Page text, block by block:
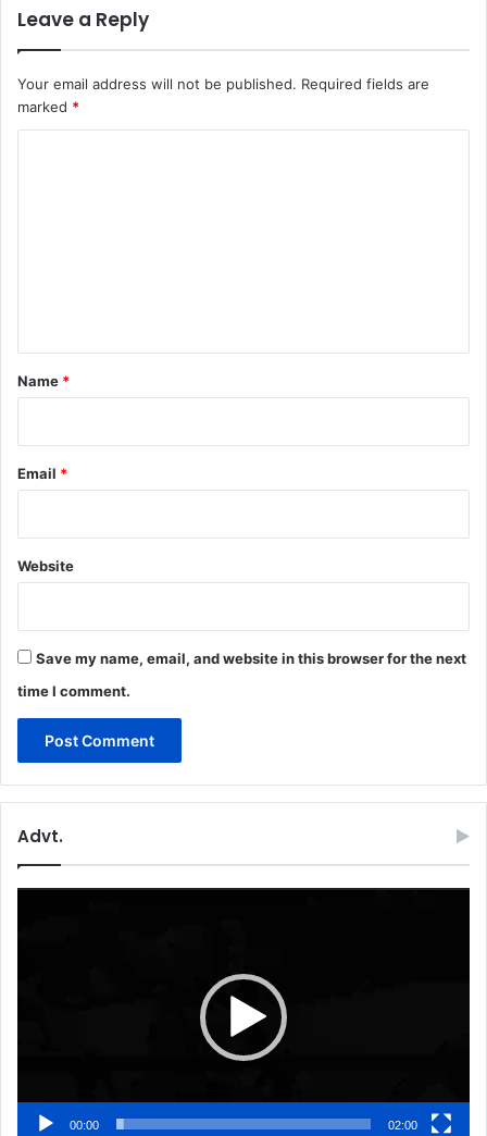
Leave a Reply
Your email address will not be published. Required fields are
marked *
*
Name *
Email *
Website
Save my name, email, and website in this browser for the next
time I comment.
Advt.
00:00 02:00